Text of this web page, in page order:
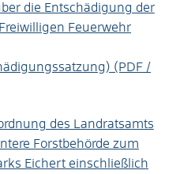
die Entschädigung der
Feuerwehr
(PDF /
des Landratsamts
Forstbehörde zum
Eichert einschließlich